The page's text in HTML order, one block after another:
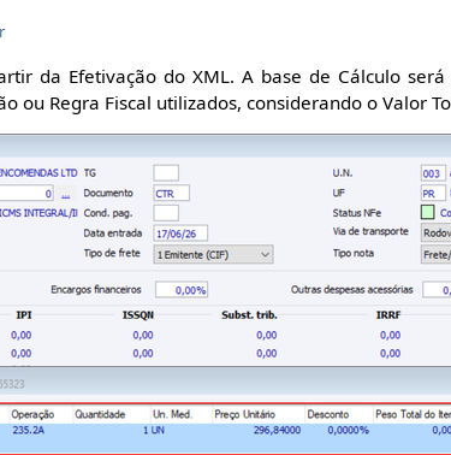
da Efetivação do XML. A base de Cálculo
ou Regra Fiscal utilizados, considerando o Valor